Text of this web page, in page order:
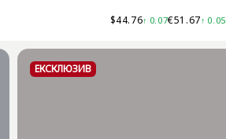
$44.76↑ 0.07€51.67↑ 0.05
ЕКСКЛЮЗИВ